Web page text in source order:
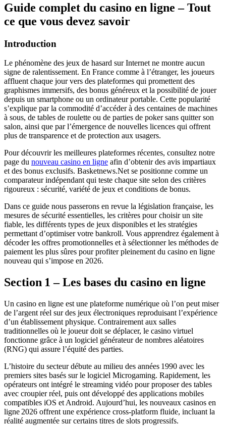
Guide complet du casino en ligne – Tout
ce que vous devez savoir
Introduction
Le phénomène des jeux de hasard sur Internet ne montre aucun
signe de ralentissement. En France comme à l’étranger, les joueurs
affluent chaque jour vers des plateformes qui promettent des
graphismes immersifs, des bonus généreux et la possibilité de jouer
depuis un smartphone ou un ordinateur portable. Cette popularité
s’explique par la commodité d’accéder à des centaines de machines
à sous, de tables de roulette ou de parties de poker sans quitter son
salon, ainsi que par l’émergence de nouvelles licences qui offrent
plus de transparence et de protection aux usagers.
Pour découvrir les meilleures plateformes récentes, consultez notre
page du nouveau casino en ligne afin d’obtenir des avis impartiaux
et des bonus exclusifs. Basketnews.Net se positionne comme un
comparateur indépendant qui teste chaque site selon des critères
rigoureux : sécurité, variété de jeux et conditions de bonus.
Dans ce guide nous passerons en revue la législation française, les
mesures de sécurité essentielles, les critères pour choisir un site
fiable, les différents types de jeux disponibles et les stratégies
permettant d’optimiser votre bankroll. Vous apprendrez également à
décoder les offres promotionnelles et à sélectionner les méthodes de
paiement les plus sûres pour profiter pleinement du casino en ligne
nouveau qui s’impose en 2026.
Section 1 – Les bases du casino en ligne
Un casino en ligne est une plateforme numérique où l’on peut miser
de l’argent réel sur des jeux électroniques reproduisant l’expérience
d’un établissement physique. Contrairement aux salles
traditionnelles où le joueur doit se déplacer, le casino virtuel
fonctionne grâce à un logiciel générateur de nombres aléatoires
(RNG) qui assure l’équité des parties.
L’histoire du secteur débute au milieu des années 1990 avec les
premiers sites basés sur le logiciel Microgaming. Rapidement, les
opérateurs ont intégré le streaming vidéo pour proposer des tables
avec croupier réel, puis ont développé des applications mobiles
compatibles iOS et Android. Aujourd’hui, les nouveaux casinos en
ligne 2026 offrent une expérience cross‑platform fluide, incluant la
réalité augmentée sur certains titres de slots progressifs.